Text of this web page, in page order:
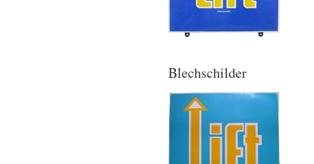
Blechschilder